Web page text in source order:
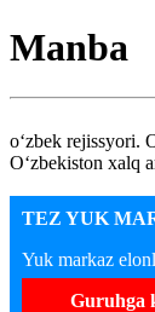
Manba
o‘zbek rejissyori.
O‘zbekiston xalq
TEZ YUK
Yuk markaz
Guruhga